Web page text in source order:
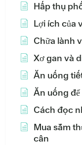
Hấp thụ
Lợi ích của
Chữa lành
Xơ gan và
Ăn uống
Ăn uống
Cách đọc
Mua sắm
cân